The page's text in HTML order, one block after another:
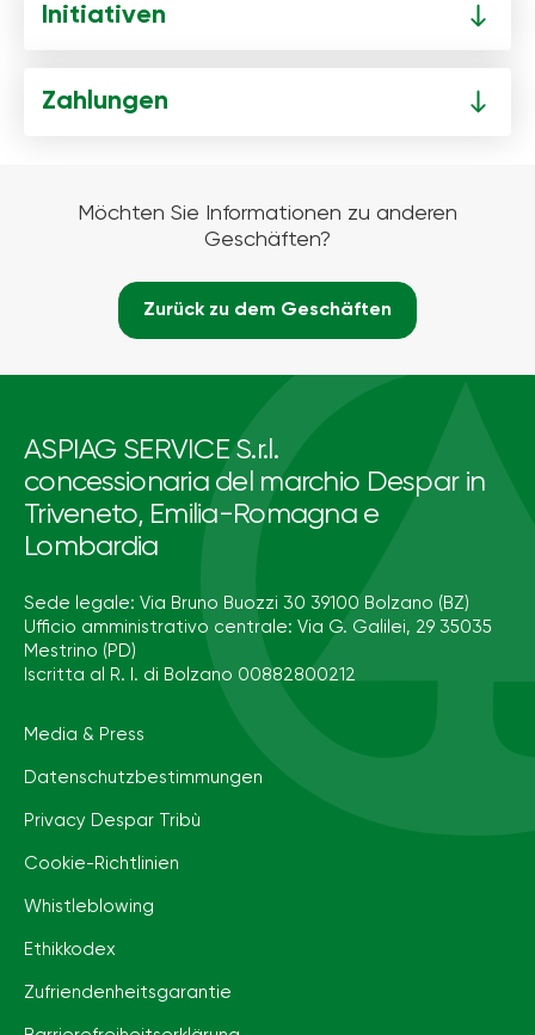
Initiativen
Zahlungen
Möchten Sie Informationen zu anderen
Geschäften?
Zurück zu dem Geschäften
ASPIAG SERVICE S.r.l.
concessionaria del marchio Despar in
Triveneto, Emilia-Romagna e
Lombardia
Sede legale: Via Bruno Buozzi 30 39100 Bolzano (BZ)
Ufficio amministrativo centrale: Via G. Galilei, 29 35035
Mestrino (PD)
Iscritta al R. I. di Bolzano 00882800212
Media & Press
Datenschutzbestimmungen
Privacy Despar Tribù
Cookie-Richtlinien
Whistleblowing
Ethikkodex
Zufriendenheitsgarantie